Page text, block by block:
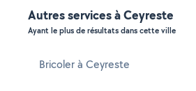
Autres services à Ceyreste
Ayant le plus de résultats dans cette ville
Bricoler à Ceyreste